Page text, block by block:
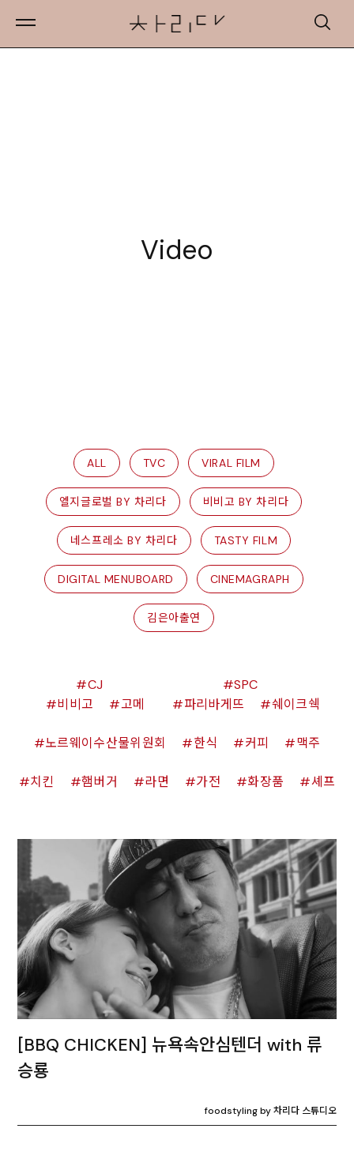
ALL TVC VIRAL FILM
엘지글로벌 BY 차리다 비비고 BY 차리다
네스프레소 BY 차리다 TASTY FILM
DIGITAL MENUBOARD CINEMAGRAPH
김은아출연
CJ
비비고
고메
SPC
파리바게뜨
쉐이크쉑
노르웨이수산물위원회 한식 커피 맥주
치킨 햄버거 라면 가전 화장품 셰프
[BBQ CHICKEN] 뉴욕속안심텐더 with 류
승룡
foodstyling by 차리다 스튜디오